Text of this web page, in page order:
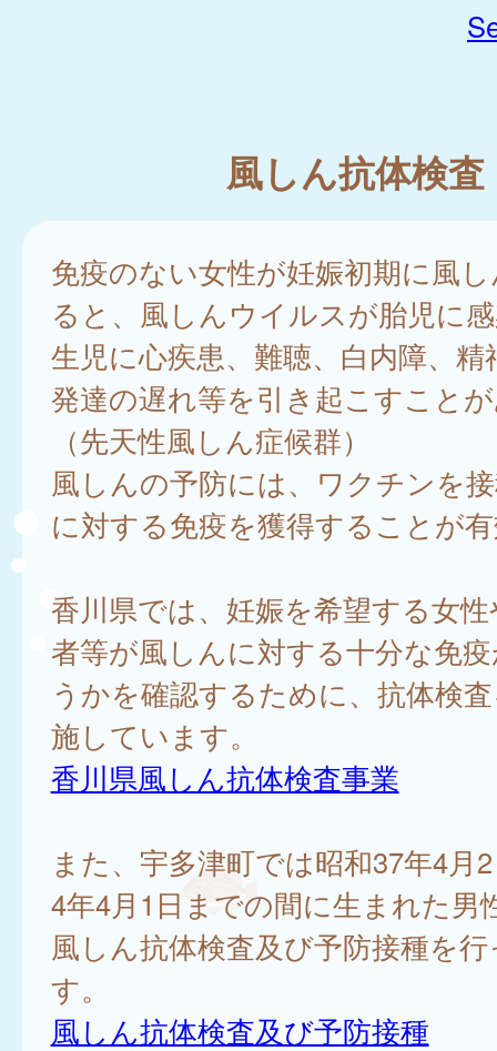
風しん抗体検査
免疫のない女性が妊娠初期に風
ると、風しんウイルスが胎児に
生児に心疾患、難聴、白内障、精
発達の遅れ等を引き起こすこと
（先天性風しん症候群）
風しんの予防には、ワクチンを
に対する免疫を獲得することが
香川県では、妊娠を希望する女
者等が風しんに対する十分な免
うかを確認するために、抗体検
施しています。
香川県風しん抗体検査事業
また、宇多津町では昭和37年4月
4年4月1日までの間に生まれた男
風しん抗体検査及び予防接種を
す。
風しん抗体検査及び予防接種